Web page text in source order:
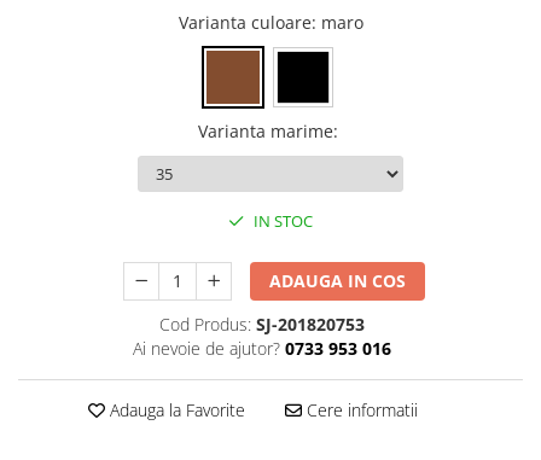
Articole de unica folosintaVarianta culoare: maro
Varianta marime:
IN STOC
ADAUGA IN COS
Cod Produs: SJ-201820753
Ai nevoie de ajutor? 0733 953 016
Adauga la Favorite Cere informatii